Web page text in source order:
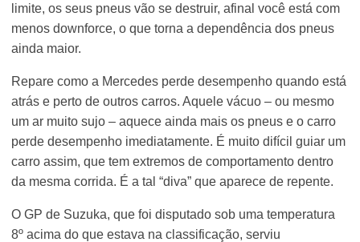
limite, os seus pneus vão se destruir, afinal você está com
menos downforce, o que torna a dependência dos pneus
ainda maior.
Repare como a Mercedes perde desempenho quando está
atrás e perto de outros carros. Aquele vácuo – ou mesmo
um ar muito sujo – aquece ainda mais os pneus e o carro
perde desempenho imediatamente. É muito difícil guiar um
carro assim, que tem extremos de comportamento dentro
da mesma corrida. É a tal “diva” que aparece de repente.
O GP de Suzuka, que foi disputado sob uma temperatura
8º acima do que estava na classificação, serviu